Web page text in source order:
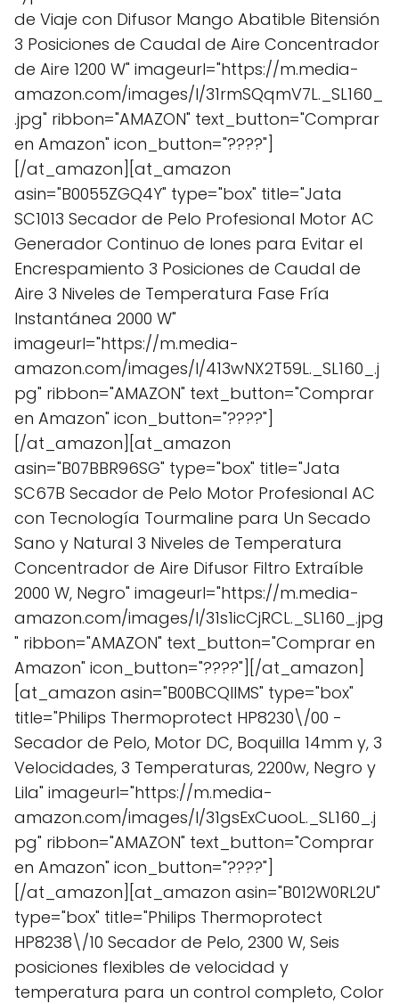
de Viaje con Difusor Mango Abatible Bitensión
3 Posiciones de Caudal de Aire Concentrador
de Aire 1200 W" imageurl="https://m.media-
amazon.com/images/I/31rmSQqmV7L._SL160_
.jpg" ribbon="AMAZON" text_button="Comprar
en Amazon" icon_button="????"]
[/at_amazon][at_amazon
asin="B0055ZGQ4Y" type="box" title="Jata
SC1013 Secador de Pelo Profesional Motor AC
Generador Continuo de Iones para Evitar el
Encrespamiento 3 Posiciones de Caudal de
Aire 3 Niveles de Temperatura Fase Fría
Instantánea 2000 W"
imageurl="https://m.media-
amazon.com/images/I/413wNX2T59L._SL160_.j
pg" ribbon="AMAZON" text_button="Comprar
en Amazon" icon_button="????"]
[/at_amazon][at_amazon
asin="B07BBR96SG" type="box" title="Jata
SC67B Secador de Pelo Motor Profesional AC
con Tecnología Tourmaline para Un Secado
Sano y Natural 3 Niveles de Temperatura
Concentrador de Aire Difusor Filtro Extraíble
2000 W, Negro" imageurl="https://m.media-
amazon.com/images/I/31s1icCjRCL._SL160_.jpg
" ribbon="AMAZON" text_button="Comprar en
Amazon" icon_button="????"][/at_amazon]
[at_amazon asin="B00BCQIIMS" type="box"
title="Philips Thermoprotect HP8230\/00 -
Secador de Pelo, Motor DC, Boquilla 14mm y, 3
Velocidades, 3 Temperaturas, 2200w, Negro y
Lila" imageurl="https://m.media-
amazon.com/images/I/31gsExCuooL._SL160_.j
pg" ribbon="AMAZON" text_button="Comprar
en Amazon" icon_button="????"]
[/at_amazon][at_amazon asin="B012W0RL2U"
type="box" title="Philips Thermoprotect
HP8238\/10 Secador de Pelo, 2300 W, Seis
posiciones flexibles de velocidad y
temperatura para un control completo, Color